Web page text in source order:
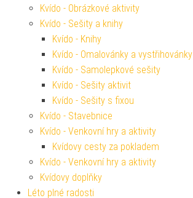
Kvído - Obrázkové aktivity
Kvído - Sešity a knihy
Kvído - Knihy
Kvído - Omalovánky a vystřihovánky
Kvído - Samolepkové sešity
Kvído - Sešity aktivit
Kvído - Sešity s fixou
Kvído - Stavebnice
Kvído - Venkovní hry a aktivity
Kvídovy cesty za pokladem
Kvído - Venkovní hry a aktivity
Kvídovy doplňky
Léto plné radosti